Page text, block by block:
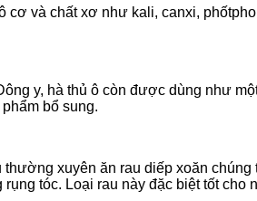
cơ và chất xơ như kali, canxi,
y, hà thủ ô còn được dùng như
bổ sung.
xuyên ăn rau diếp xoăn chúng
tóc. Loại rau này đặc biệt tốt cho